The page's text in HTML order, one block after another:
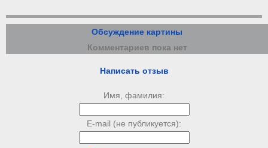
Обсуждение картины
Комментариев пока нет
Написать отзыв
Имя, фамилия:
E-mail (не публикуется):